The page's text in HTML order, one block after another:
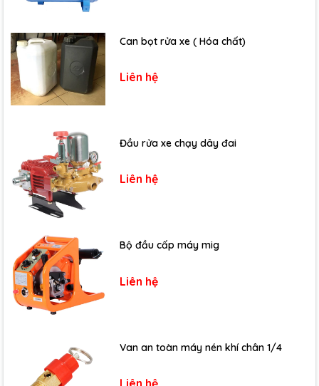
Can bọt rửa xe ( Hóa chất)
Liên hệ
Đầu rửa xe chạy dây đai
Liên hệ
Bộ đầu cấp máy mig
Liên hệ
Van an toàn máy nén khí chân 1/4
Liên hệ